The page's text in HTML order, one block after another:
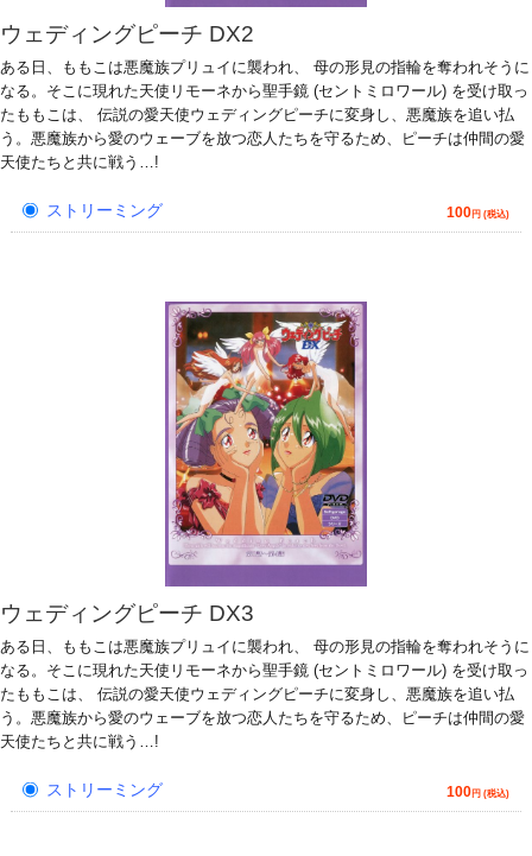
ウェディングピーチ DX2
ある日、ももこは悪魔族プリュイに襲われ、 母の形見の指輪を奪われそうに
なる。そこに現れた天使リモーネから聖手鏡 (セントミロワール) を受け取っ
たももこは、 伝説の愛天使ウェディングピーチに変身し、悪魔族を追い払
う。悪魔族から愛のウェーブを放つ恋人たちを守るため、ピーチは仲間の愛
天使たちと共に戦う…!
ストリーミング 100円 (税込)
ウェディングピーチ DX3
ある日、ももこは悪魔族プリュイに襲われ、 母の形見の指輪を奪われそうに
なる。そこに現れた天使リモーネから聖手鏡 (セントミロワール) を受け取っ
たももこは、 伝説の愛天使ウェディングピーチに変身し、悪魔族を追い払
う。悪魔族から愛のウェーブを放つ恋人たちを守るため、ピーチは仲間の愛
天使たちと共に戦う…!
ストリーミング 100円 (税込)